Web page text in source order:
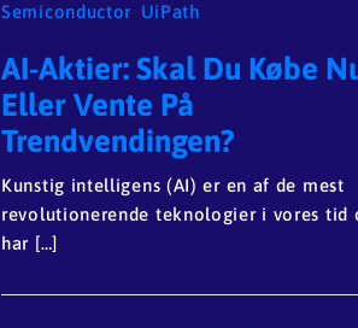
Semiconductor, UiPath
AI-Aktier: Skal Du Købe
Eller Vente På
Trendvendingen?
Kunstig intelligens (AI) er en af de mest
revolutionerende teknologier i vores tid
har […]